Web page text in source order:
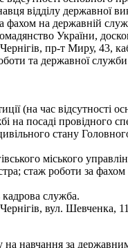
відділу державної
на державній
України,
пр-т Миру, 43,
та державної служби
(на час
на посаді провідного
стану
міського
стаж роботи за
служба.
вул. Шевченка,
на навчання за